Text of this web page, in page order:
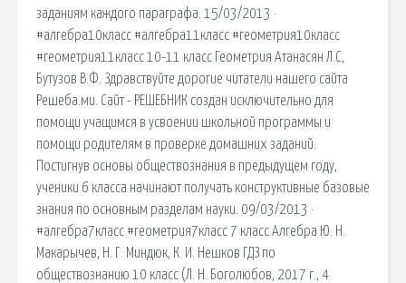
заданиям каждого параграфа. 15/03/2013 ·
#алгебра10класс #алгебра11класс #геометрия10класс
#геометрия11класс 10-11 класс Геометрия Атанасян Л.С,
Бутузов В.Ф. Здравствуйте дорогие читатели нашего сайта
Решеба.ми. Сайт - РЕШЕБНИК создан исключительно для
помощи учащимся в усвоении школьной программы и
помощи родителям в проверке домашних заданий.
Постигнув основы обществознания в предыдущем году,
ученики 6 класса начинают получать конструктивные базовые
знания по основным разделам науки. 09/03/2013 ·
#алгебра7класс #геометрия7класс 7 класс Алгебра Ю. Н.
Макарычев, Н. Г. Миндюк, К. И. Нешков ГДЗ по
обществознанию 10 класс (Л. Н. Боголюбов, 2017 г., 4